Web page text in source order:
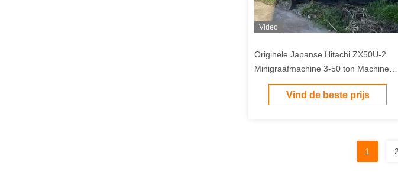
Video
Originele Japanse Hitachi ZX50U-2
Minigraafmachine 3-50 ton Machines
Tweedehands Rupsgraafmachine
Vind de beste prijs
1 2